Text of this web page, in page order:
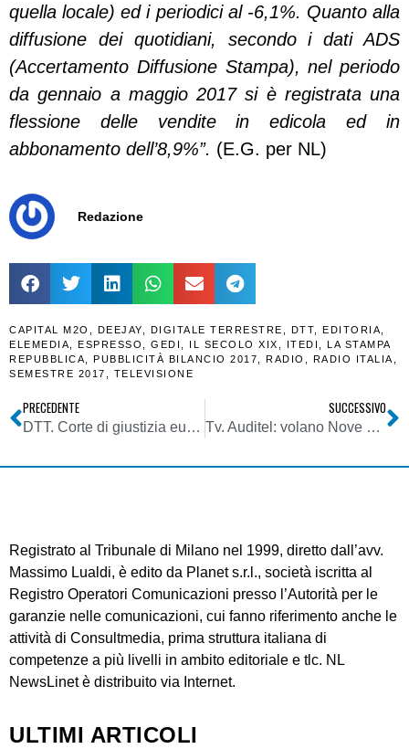
quella locale) ed i periodici al -6,1%. Quanto alla
diffusione dei quotidiani, secondo i dati ADS
(Accertamento Diffusione Stampa), nel periodo
da gennaio a maggio 2017 si è registrata una
flessione delle vendite in edicola ed in
abbonamento dell’8,9%”. (E.G. per NL)
Redazione
CAPITAL M2O DEEJAY DIGITALE TERRESTRE DTT EDITORIA
ELEMEDIA
ESPRESSO GEDI IL SECOLO XIX ITEDI
LA STAMPA
REPUBBLICA
PUBBLICITÀ BILANCIO 2017 RADIO RADIO ITALIA
SEMESTRE 2017
TELEVISIONE
PRECEDENTE
DTT. Corte di giustizia europea: Italia sbagliò ad assegnare 1 mux per ogni canale analogico
SUCCESSIVO
Tv. Auditel: volano Nove e Tv8. Le nuove tv generaliste sfidano La7
Registrato al Tribunale di Milano nel 1999, diretto dall’avv.
Massimo Lualdi, è edito da Planet s.r.l., società iscritta al
Registro Operatori Comunicazioni presso l’Autorità per le
garanzie nelle comunicazioni, cui fanno riferimento anche le
attività di Consultmedia, prima struttura italiana di
competenze a più livelli in ambito editoriale e tlc. NL
NewsLinet è distribuito via Internet.
ULTIMI ARTICOLI